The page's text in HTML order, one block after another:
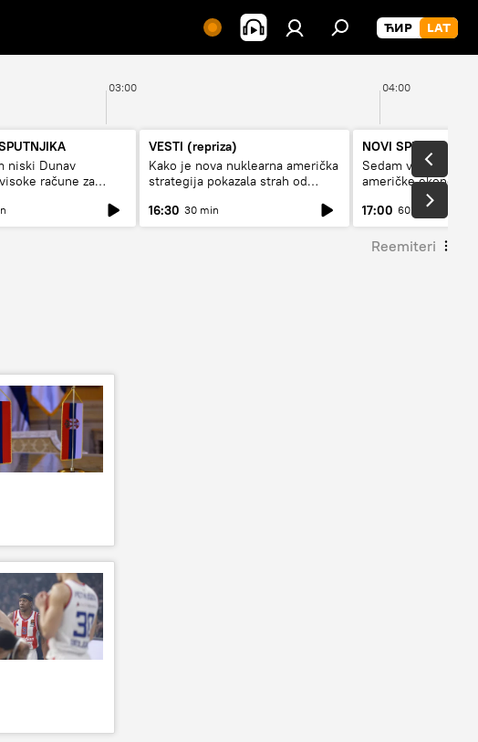
03:00 04:00
niski Dunav
račune za
VESTI (repriza)
Kako je nova nuklearna američka
strategija pokazala strah od
16:30 30 min
NOVI SPUTNJIK
Sedam
američke
17:00 60 min
Reemiteri